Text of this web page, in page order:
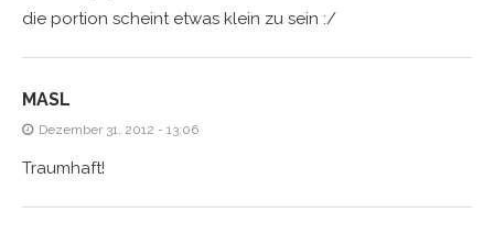
die portion scheint etwas klein zu sein :/
MASL
Dezember 31, 2012 - 13:06
Traumhaft!